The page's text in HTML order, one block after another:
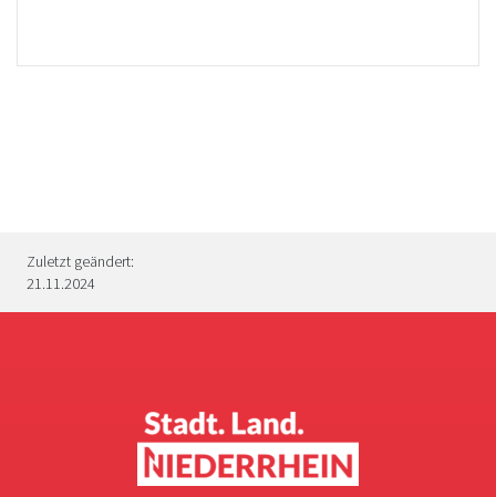
Zuletzt geändert:
21.11.2024